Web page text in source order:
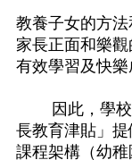
教養子女的方
家長正面和樂
有效學習及快樂
長教育津貼」
課程架構（幼